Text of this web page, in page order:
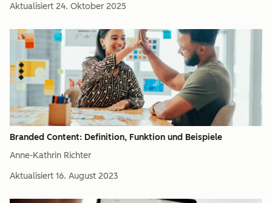
Aktualisiert 24. Oktober 2025
Branded Content: Definition, Funktion und Beispiele
Anne-Kathrin Richter
Aktualisiert 16. August 2023